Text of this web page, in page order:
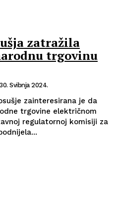
zatražila
trgovinu
30. Svibnja 2024.
zainteresirana je da
trgovine električnom
regulatornoj komisiji za